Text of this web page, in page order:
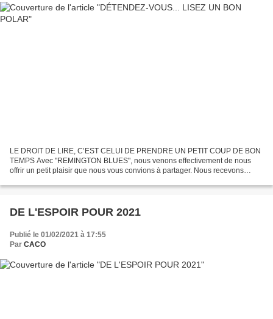
LE DROIT DE LIRE, C’EST CELUI DE PRENDRE UN PETIT COUP DE BON
TEMPS Avec "REMINGTON BLUES", nous venons effectivement de nous
offrir un petit plaisir que nous vous convions à partager. Nous recevons
DE L'ESPOIR POUR 2021
Publié le 01/02/2021 à 17:55
Par CACO